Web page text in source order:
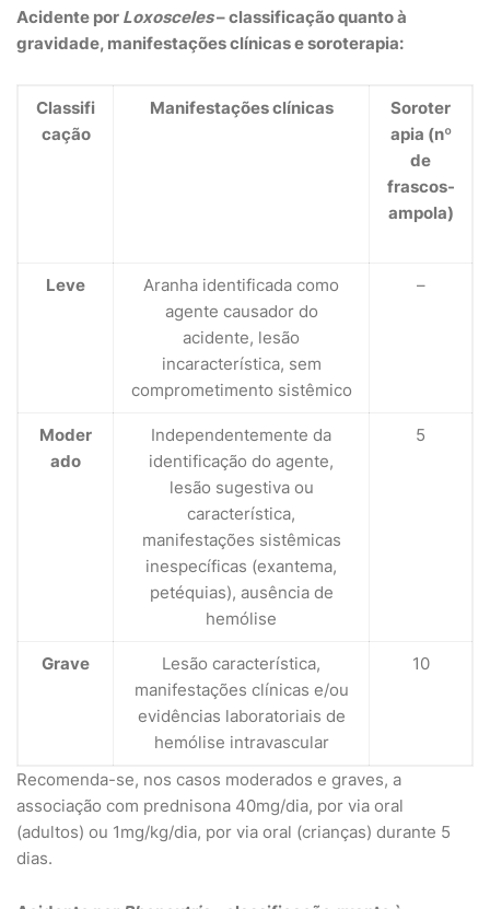
Acidente por Loxosceles– classificação quanto à
gravidade, manifestações clínicas e soroterapia:
Classifi
cação
Manifestações clínicas
Soroter
apia (nº
de
frascos-
ampola)
Leve
Aranha identificada como
agente causador do
acidente, lesão
incaracterística, sem
comprometimento sistêmico
–
Moder
ado
Independentemente da
identificação do agente,
lesão sugestiva ou
característica,
manifestações sistêmicas
inespecíficas (exantema,
petéquias), ausência de
hemólise
5
Grave
Lesão característica,
manifestações clínicas e/ou
evidências laboratoriais de
hemólise intravascular
10
Recomenda-se, nos casos moderados e graves, a
associação com prednisona 40mg/dia, por via oral
(adultos) ou 1mg/kg/dia, por via oral (crianças) durante 5
dias.